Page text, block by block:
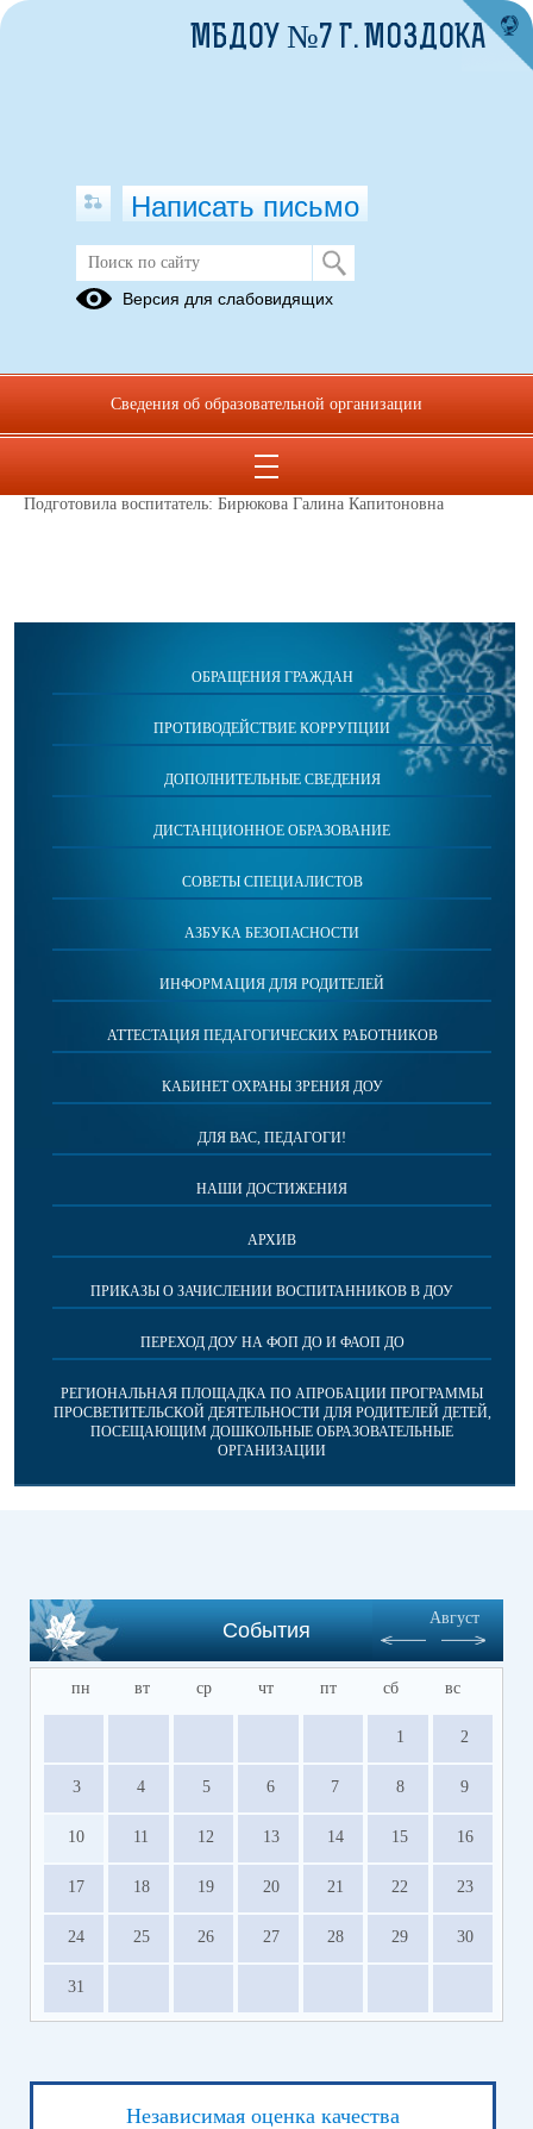
Публикации за 21.03.2026
Консультация для родителей
«Ребёнок и вредные привычки
Подготовила воспитатель: Бирюкова Галина Капитоновна
ОБРАЩЕНИЯ ГРАЖДАН
ПРОТИВОДЕЙСТВИЕ КОРРУПЦИИ
ДОПОЛНИТЕЛЬНЫЕ СВЕДЕНИЯ
ДИСТАНЦИОННОЕ ОБРАЗОВАНИЕ
СОВЕТЫ СПЕЦИАЛИСТОВ
АЗБУКА БЕЗОПАСНОСТИ
ИНФОРМАЦИЯ ДЛЯ РОДИТЕЛЕЙ
АТТЕСТАЦИЯ ПЕДАГОГИЧЕСКИХ РАБОТНИКОВ
КАБИНЕТ ОХРАНЫ ЗРЕНИЯ ДОУ
ДЛЯ ВАС, ПЕДАГОГИ!
НАШИ ДОСТИЖЕНИЯ
АРХИВ
ПРИКАЗЫ О ЗАЧИСЛЕНИИ ВОСПИТАННИКОВ В ДОУ
ПЕРЕХОД ДОУ НА ФОП ДО И ФАОП ДО
РЕГИОНАЛЬНАЯ ПЛОЩАДКА ПО АПРОБАЦИИ ПРОГРАММЫ
ПРОСВЕТИТЕЛЬСКОЙ ДЕЯТЕЛЬНОСТИ ДЛЯ РОДИТЕЛЕЙ ДЕТЕЙ,
ПОСЕЩАЮЩИМ ДОШКОЛЬНЫЕ ОБРАЗОВАТЕЛЬНЫЕ
ОРГАНИЗАЦИИ
События
Август
пн вт ср чт пт сб вс
1 2
3 4 5 6 7 8 9
10 11 12 13 14 15 16
17 18 19 20 21 22 23
24 25 26 27 28 29 30
31
Независимая оценка качества
МБДОУ №7 Г. МОЗДОКА
Написать письмо
Версия для слабовидящих
Сведения об образовательной организации